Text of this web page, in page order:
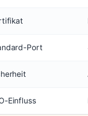
Port
Einfluss